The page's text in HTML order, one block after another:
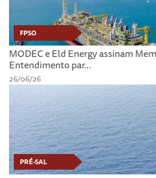
FPSO
MODEC e Eld Energy assinam
Entendimento par...
26/06/26
PRÉ-SAL